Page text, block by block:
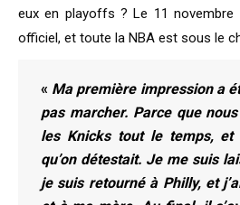
eux en playoffs ? Le 11 novembre
officiel, et toute la NBA est sous le
« Ma première impression a
pas marcher. Parce que
les Knicks tout le temps, et
qu’on détestait. Je me suis
je suis retourné à Philly, et